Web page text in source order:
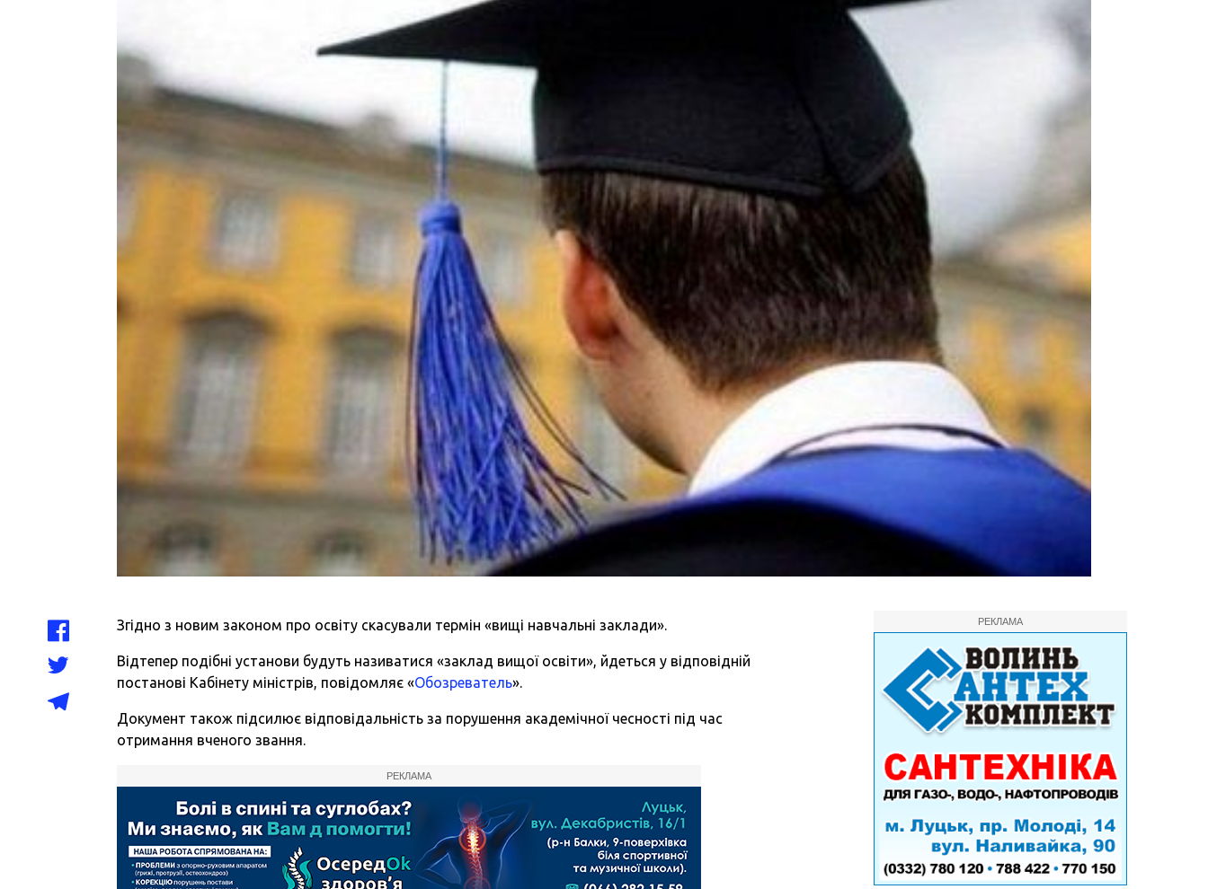
Згідно з новим законом про освіту скасували термін «вищі навчальні заклади».
Відтепер подібні установи будуть називатися «заклад вищої освіти», йдеться у відповідній
постанові Кабінету міністрів, повідомляє «Обозреватель».
Документ також підсилює відповідальність за порушення академічної чесності під час
отримання вченого звання.
РЕКЛАМА
РЕКЛАМА